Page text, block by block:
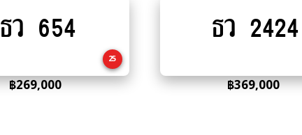
to
ธว 654
25
฿269,000
to
ธว 2424
฿369,000